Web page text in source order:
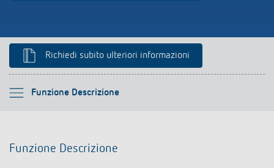
Richiedi subito ulteriori informazioni
Funzione Descrizione
Si prega di selezionare
Funzione Descrizione